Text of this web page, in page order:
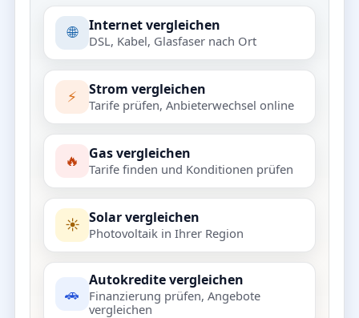
🌐 Internet vergleichen
DSL, Kabel, Glasfaser nach Ort
⚡ Strom vergleichen
Tarife prüfen, Anbieterwechsel online
🔥 Gas vergleichen
Tarife finden und Konditionen prüfen
☀️ Solar vergleichen
Photovoltaik in Ihrer Region
🚗
Autokredite vergleichen
Finanzierung prüfen, Angebote
vergleichen